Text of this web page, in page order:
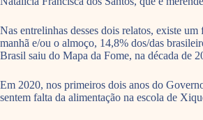
Nas entrelinhas desses dois relatos, existe
manhã e/ou o almoço, 14,8% dos/das
Brasil saiu do Mapa da Fome, na década de
Em 2020, nos primeiros dois anos do
sentem falta da alimentação na escola de